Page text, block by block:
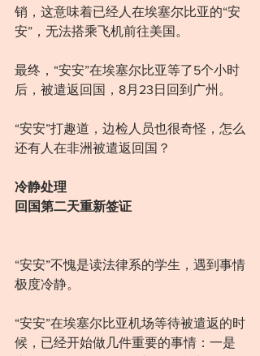
销，这意味着已经人在埃塞尔比亚的“安
安”，无法搭乘飞机前往美国。
最终，“安安”在埃塞尔比亚等了5个小时
后，被遣返回国，8月23日回到广州。
“安安”打趣道，边检人员也很奇怪，怎么
还有人在非洲被遣返回国？
冷静处理
回国第二天重新签证
“安安”不愧是读法律系的学生，遇到事情
极度冷静。
“安安”在埃塞尔比亚机场等待被遣返的时
候，已经开始做几件重要的事情：一是